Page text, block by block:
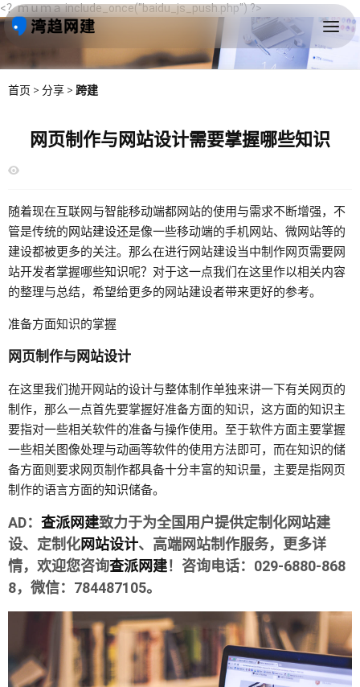
<？ｍｕｍａ include_once("baidu_js_push.php") ?>
首页 > 分享 > 跨建
网页制作与网站设计需要掌握哪些知识
随着现在互联网与智能移动端都网站的使用与需求不断增强，不
管是传统的网站建设还是像一些移动端的手机网站、微网站等的
建设都被更多的关注。那么在进行网站建设当中制作网页需要网
站开发者掌握哪些知识呢？对于这一点我们在这里作以相关内容
的整理与总结，希望给更多的网站建设者带来更好的参考。
准备方面知识的掌握
网页制作与 网站设计
在这里我们抛开网站的设计与整体制作单独来讲一下有关网页的
制作，那么一点首先要掌握好准备方面的知识，这方面的知识主
要指对一些相关软件的准备与操作使用。至于软件方面主要掌握
一些相关图像处理与动画等软件的使用方法即可，而在知识的储
备方面则要求网页制作都具备十分丰富的知识量，主要是指网页
制作的语言方面的知识储备。
AD： 查派网建致力于为全国用户提供定制化网站建
设、定制化网站设计、高端网站制作服务，更多详
情，欢迎您咨询查派网建！咨询电话：029-6880-868
8，微信：784487105。